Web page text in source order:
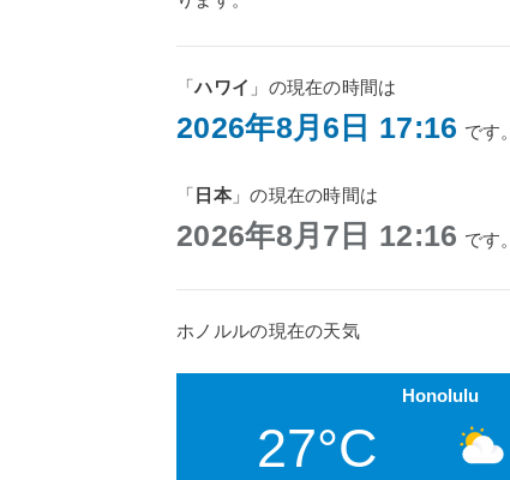
「ハワイ 」の現在の時間は
2026年8月6日 17:16 です。
「 日本」の現在の時間は
2026年8月7日 12:16 です。
ホノルルの現在の天気
Honolulu
27°C